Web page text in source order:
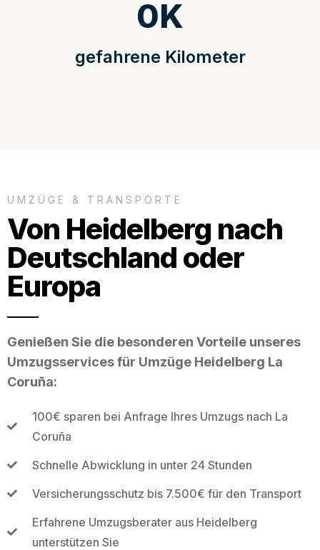
gefahrene Kilometer
0K
UMZÜGE & TRANSPORTE
Von Heidelberg nach
Deutschland oder
Europa
Genießen Sie die besonderen Vorteile unseres
Umzugsservices für Umzüge Heidelberg La
Coruña:
100€ sparen bei Anfrage Ihres Umzugs nach La
Coruña
Schnelle Abwicklung in unter 24 Stunden
Versicherungsschutz bis 7.500€ für den Transport
Erfahrene Umzugsberater aus Heidelberg
unterstützen Sie